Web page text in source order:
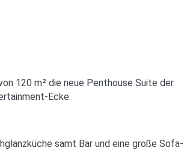
120 m² die neue Penthouse Suite der
Ecke.
samt Bar und eine große Sofa-